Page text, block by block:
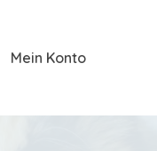
Mein Konto